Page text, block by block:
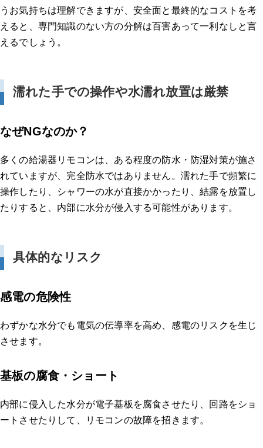
うお気持ちは理解できますが、安全面と最終的なコストを考
えると、専門知識のない方の分解は百害あって一利なしと言
えるでしょう。
濡れた手での操作や水濡れ放置は厳禁
なぜNGなのか？
多くの給湯器リモコンは、ある程度の防水・防湿対策が施さ
れていますが、完全防水ではありません。濡れた手で頻繁に
操作したり、シャワーの水が直接かかったり、結露を放置し
たりすると、内部に水分が侵入する可能性があります。
具体的なリスク
感電の危険性
わずかな水分でも電気の伝導率を高め、感電のリスクを生じ
させます。
基板の腐食・ショート
内部に侵入した水分が電子基板を腐食させたり、回路をショ
ートさせたりして、リモコンの故障を招きます。